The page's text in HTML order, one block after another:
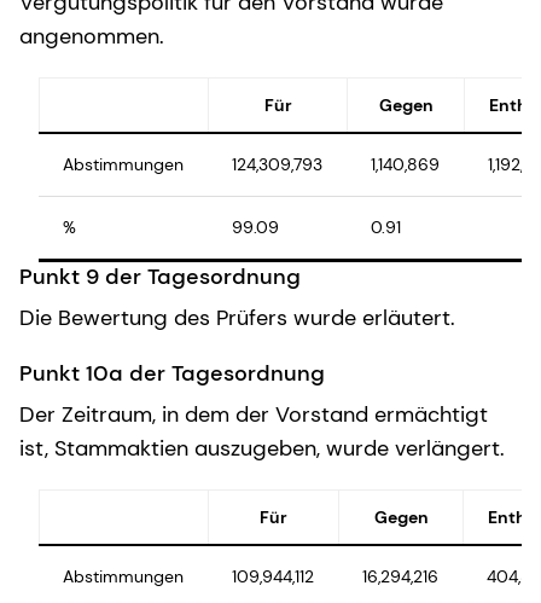
angenommen.
Für Gegen
Abstimmungen 124,309,793 1,140,869
% 99.09 0.91
Punkt 9 der Tagesordnung
Die Bewertung des Prüfers wurde erläutert.
Punkt 10a der Tagesordnung
Der Zeitraum, in dem der Vorstand ermächtigt
ist, Stammaktien auszugeben, wurde verlängert.
Für Gegen
Abstimmungen 109,944,112 16,294,216